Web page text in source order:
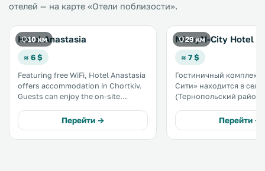
отелей — на карте «Отели поблизости».
10 км
Hotel Anastasia
≈ 6 $
Featuring free WiFi, Hotel Anastasia
offers accommodation in Chortkiv.
Guests can enjoy the on-site
flat-screen TV with satellite
channels. You will find a 24-hour
front desk at the property. .
Перейти →
29 км
MishyN-City Hotel
≈ 7 $
Гостиничный
Сити» находится в
(Тернопольский
к услугам гостей
сезонный бассейн,
принадлежности для
Перейти →